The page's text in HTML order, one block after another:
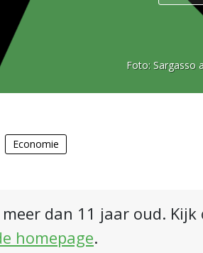
Foto: Sargasso
Economie
meer dan 11 jaar oud.
homepage.